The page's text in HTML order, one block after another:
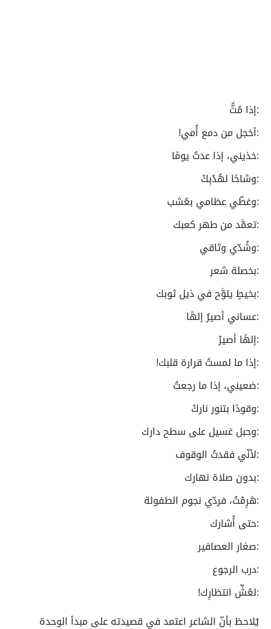
:إذا مُتُّ
:أخجل من دمع أُمي!
:خذيني، إذا عدتُ يومًا
:وشاحًا لهُدْبِكْ
:وغطّي عظامي بعُشب
:تعمَّد من طهر كعبك
:وشُدّي وثاقي
:بخصلة شعر
:بخيطٍ يلوَّح في ذيل ثوبك
:عساني أصيرُ إلهًا
:إلهًا أصيرْ
:إذا ما لمستُ قرارة قلبك!
:ضعيني، إذا ما رجعتُ
:وقودًا بتنور ناركْ
:وحبل غسيل على سطح دارك
:لأنّي فقدتُ الوقوف
:بدون صلاة نهارك
:هَرِمْتُ، فردّي نجوم الطفولة
:حتى أُشارك
:صغار العصافير
:درب الرجوع
:لعُشِّ انتظارِك!
يُلاحظ بأنّ الشاعر اعتمد في قصيدته على مبدأ الوحدة